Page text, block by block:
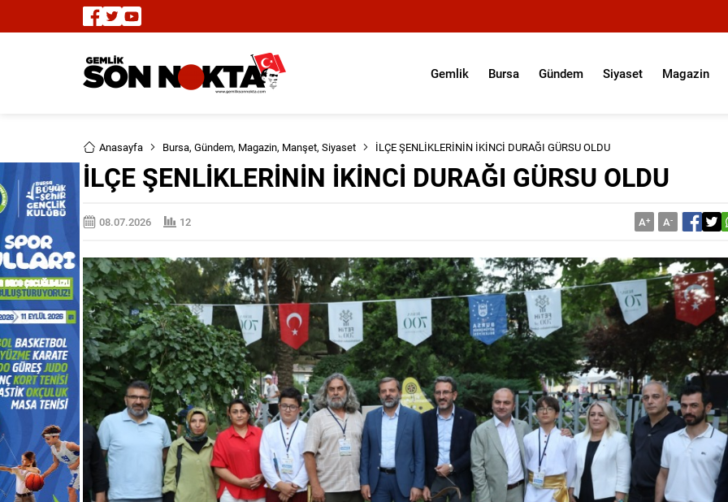
Gemlik Bursa Gündem Siyaset Magazin
Anasayfa Bursa, Gündem, Magazin, Manşet, Siyaset İLÇE ŞENLİKLERİNİN İKİNCİ DURAĞI GÜRSU OLDU
İLÇE ŞENLİKLERİNİN İKİNCİ DURAĞI GÜRSU OLDU
08.07.2026 12 A+ A-